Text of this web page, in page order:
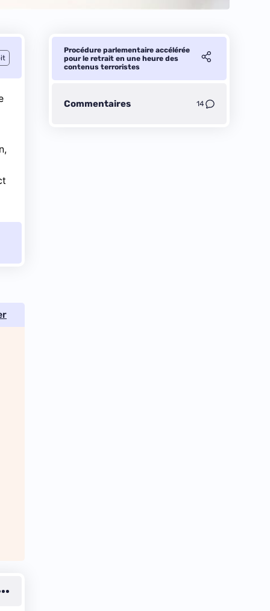
Procédure parlementaire accélérée
pour le retrait en une heure des
contenus terroristes
Commentaires 14